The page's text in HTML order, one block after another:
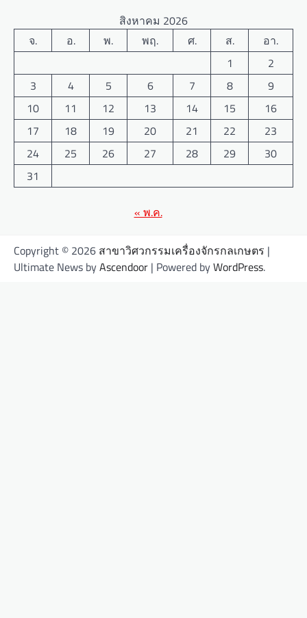
สิงหาคม 2026
จ.
อ. พ. พฤ. ศ. ส.
อา.
1
2
3
4 5 6 7 8
9
10
11 12 13 14 15
16
17
18 19 20 21 22
23
24
25 26 27 28 29
30
31
« พ.ค.
Copyright © 2026 สาขาวิศวกรรมเครื่องจักรกลเกษตร |
Ultimate News byAscendoor | Powered byWordPress.